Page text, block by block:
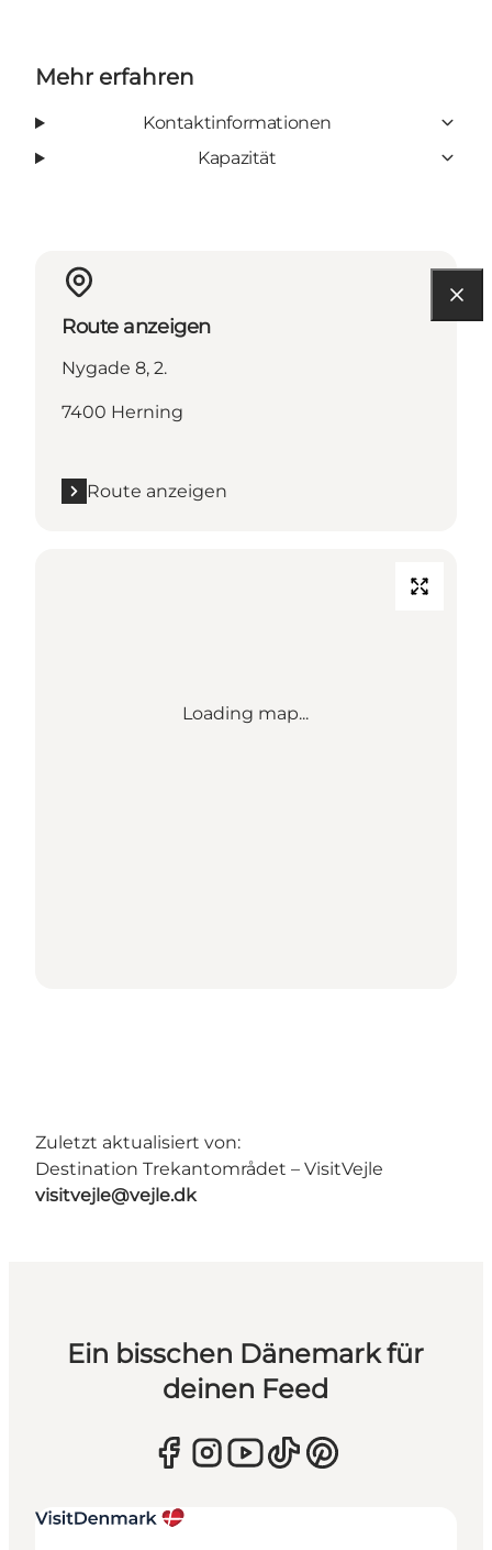
Mehr erfahren
Kontaktinformationen
Kapazität
Route anzeigen
Nygade 8, 2.
7400 Herning
Route anzeigen
Loading map...
Zuletzt aktualisiert von:
Destination Trekantområdet – VisitVejle
visitvejle@vejle.dk
Ein bisschen Dänemark für
deinen Feed